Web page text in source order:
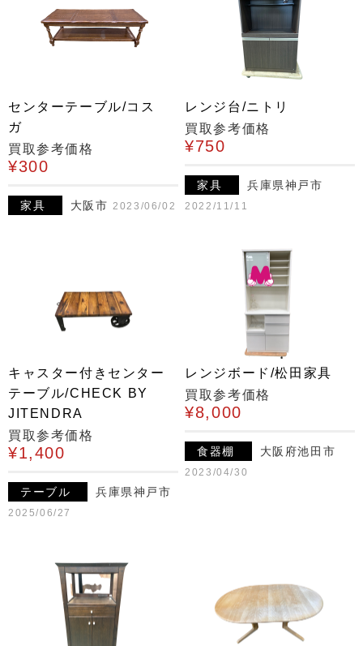
センターテーブル/コス
ガ
買取参考価格
¥300
家具 大阪市 2023/06/02
レンジ台/ニトリ
買取参考価格
¥750
家具 兵庫県神戸市
2022/11/11
キャスター付きセンター
テーブル/CHECK BY
JITENDRA
買取参考価格
¥1,400
テーブル 兵庫県神戸市
2025/06/27
レンジボード/松田家具
買取参考価格
¥8,000
食器棚 大阪府池田市
2023/04/30